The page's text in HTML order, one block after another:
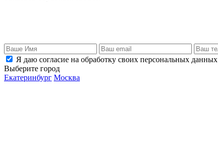
Я даю согласие на обработку своих персональных данных
Выберите город
Екатеринбург Москва